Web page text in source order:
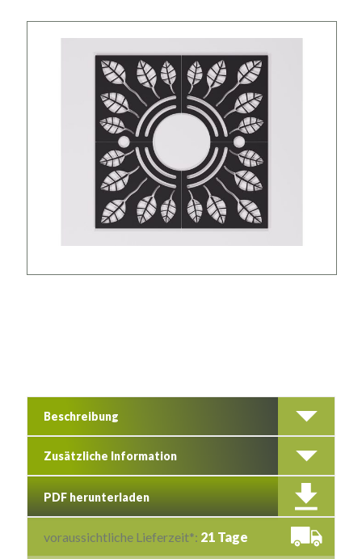
Beschreibung
Zusätzliche Information
PDF herunterladen
voraussichtliche Lieferzeit*: 21 Tage